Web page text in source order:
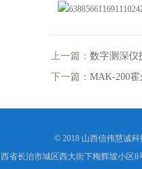
上一篇： 数字测深仪
下一篇： MAK-200
© 2018 山西信伟慧诚
省长治市城区西大街下梅辉坡小区8